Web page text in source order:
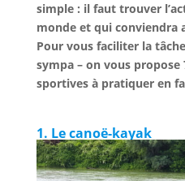
simple : il faut trouver
monde et qui conviendra
Pour vous faciliter la
sympa – on vous propose
sportives à pratiquer en
1. Le canoë-kayak